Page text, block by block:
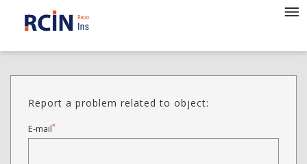
Report a problem related to object:
E-mail*